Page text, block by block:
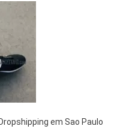
em Sao Paulo